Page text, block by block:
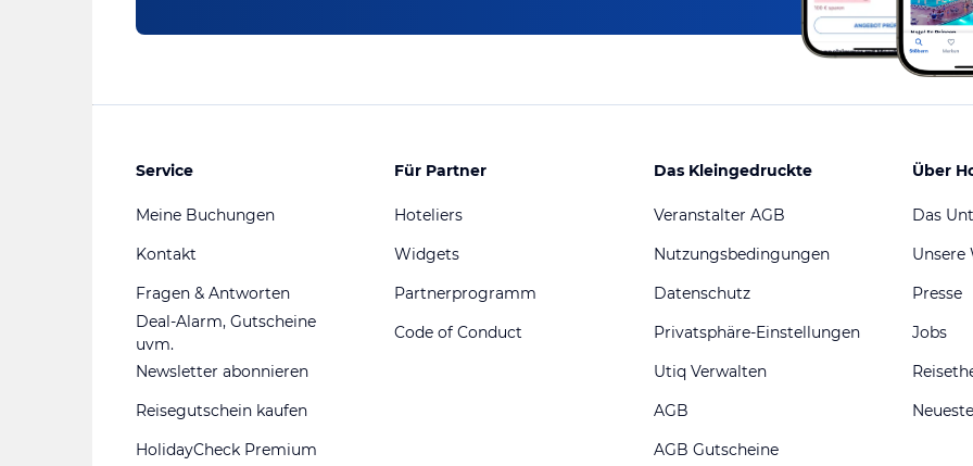
Service
Meine Buchungen
Kontakt
Fragen & Antworten
Deal-Alarm, Gutscheine
uvm.
Newsletter abonnieren
Reisegutschein kaufen
HolidayCheck Premium
Für Partner
Hoteliers
Widgets
Partnerprogramm
Code of Conduct
Das Kleingedruckte
Veranstalter AGB
Nutzungsbedingungen
Datenschutz
Privatsphäre-Einstellungen
Utiq Verwalten
AGB
AGB Gutscheine
Über
Das
Unsere
Presse
Jobs